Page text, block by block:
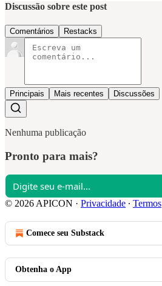
Discussão sobre este post
Comentários Restacks
Principais Mais recentes Discussões
Nenhuma publicação
Pronto para mais?
© 2026 APICON · Privacidade ∙ Termos
Comece seu Substack
Obtenha o App